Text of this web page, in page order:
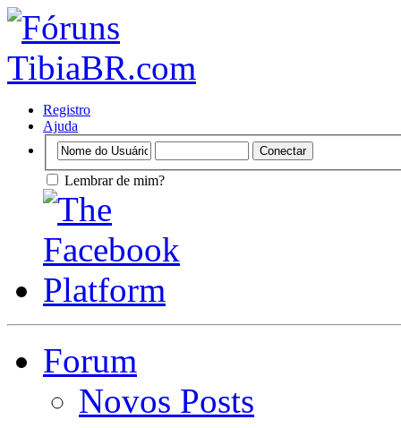
Registro
Ajuda
Lembrar de mim?
Forum
Novos Posts